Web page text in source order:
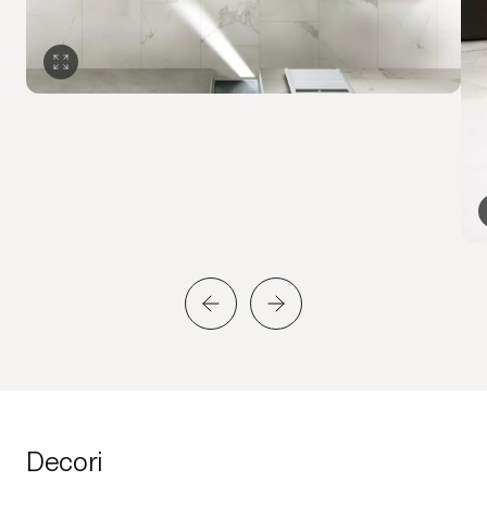
Decori